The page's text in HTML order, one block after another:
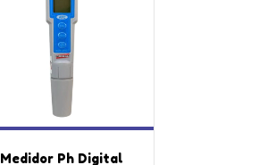
Medidor Ph Digital